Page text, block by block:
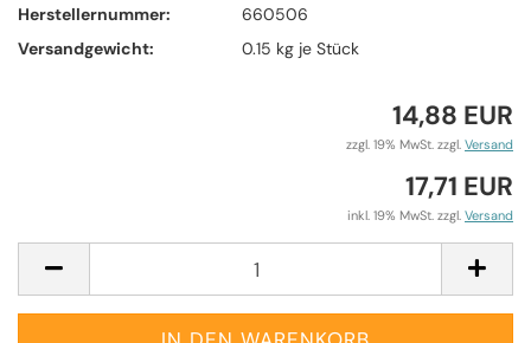
Herstellernummer:
660506
Versandgewicht:
0.15 kg je Stück
14,88 EUR
zzgl. 19% MwSt. zzgl. Versand
17,71 EUR
inkl. 19% MwSt. zzgl. Versand